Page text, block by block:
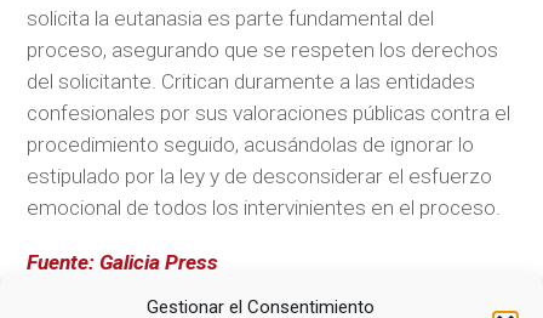
Gestionar el Consentimiento
solicita la eutanasia es parte fundamental del
proceso, asegurando que se respeten los derechos
del solicitante. Critican duramente a las entidades
confesionales por sus valoraciones públicas contra el
procedimiento seguido, acusándolas de ignorar lo
estipulado por la ley y de desconsiderar el esfuerzo
emocional de todos los intervinientes en el proceso.
Fuente: Galicia Press